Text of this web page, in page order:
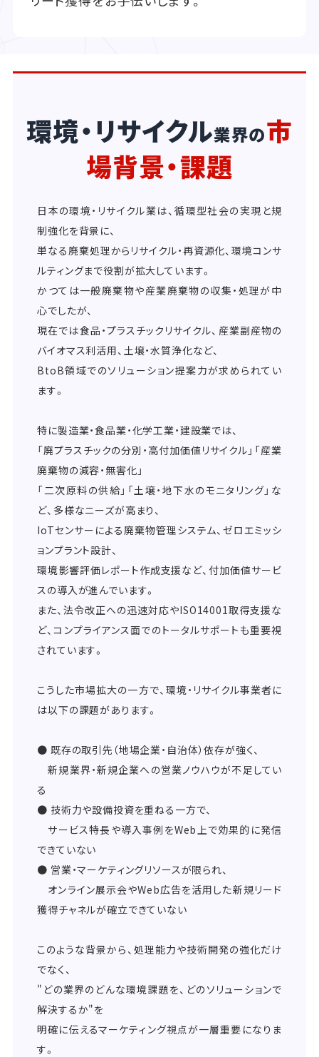
環境・リサイクル業界の市
場背景・課題
日本の環境・リサイクル業は、循環型社会の実現と規
制強化を背景に、
単なる廃棄処理からリサイクル・再資源化、環境コンサ
ルティングまで役割が拡大しています。
かつては一般廃棄物や産業廃棄物の収集・処理が中
心でしたが、
現在では食品・プラスチックリサイクル、産業副産物の
バイオマス利活用、土壌・水質浄化など、
BtoB領域でのソリューション提案力が求められてい
ます。
特に製造業・食品業・化学工業・建設業では、
「廃プラスチックの分別・高付加価値リサイクル」「産業
廃棄物の減容・無害化」
「二次原料の供給」「土壌・地下水のモニタリング」な
ど、多様なニーズが高まり、
IoTセンサーによる廃棄物管理システム、ゼロエミッシ
ョンプラント設計、
環境影響評価レポート作成支援など、付加価値サービ
スの導入が進んでいます。
また、法令改正への迅速対応やISO14001取得支援な
ど、コンプライアンス面でのトータルサポートも重要視
されています。
こうした市場拡大の一方で、環境・リサイクル事業者に
は以下の課題があります。
● 既存の取引先（地場企業・自治体）依存が強く、
新規業界・新規企業への営業ノウハウが不足してい
る
● 技術力や設備投資を重ねる一方で、
サービス特長や導入事例をWeb上で効果的に発信
できていない
● 営業・マーケティングリソースが限られ、
オンライン展示会やWeb広告を活用した新規リード
獲得チャネルが確立できていない
このような背景から、処理能力や技術開発の強化だけ
でなく、
"どの業界のどんな環境課題を、どのソリューションで
解決するか"を
明確に伝えるマーケティング視点が一層重要になりま
す。